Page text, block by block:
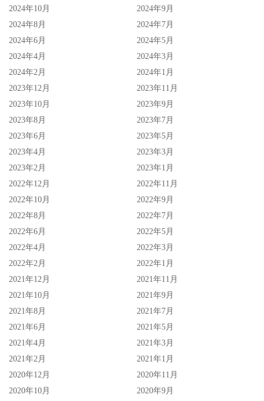
2024年10月
2024年9月
2024年8月
2024年7月
2024年6月
2024年5月
2024年4月
2024年3月
2024年2月
2024年1月
2023年12月
2023年11月
2023年10月
2023年9月
2023年8月
2023年7月
2023年6月
2023年5月
2023年4月
2023年3月
2023年2月
2023年1月
2022年12月
2022年11月
2022年10月
2022年9月
2022年8月
2022年7月
2022年6月
2022年5月
2022年4月
2022年3月
2022年2月
2022年1月
2021年12月
2021年11月
2021年10月
2021年9月
2021年8月
2021年7月
2021年6月
2021年5月
2021年4月
2021年3月
2021年2月
2021年1月
2020年12月
2020年11月
2020年10月
2020年9月